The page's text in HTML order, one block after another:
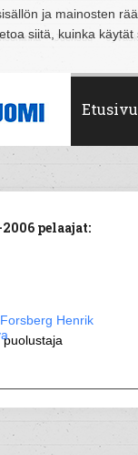
ja mainosten
siitä, kuinka käytät
Joensuu
Etusivu
pelaajat:
Forsberg Henrik
puolustaja